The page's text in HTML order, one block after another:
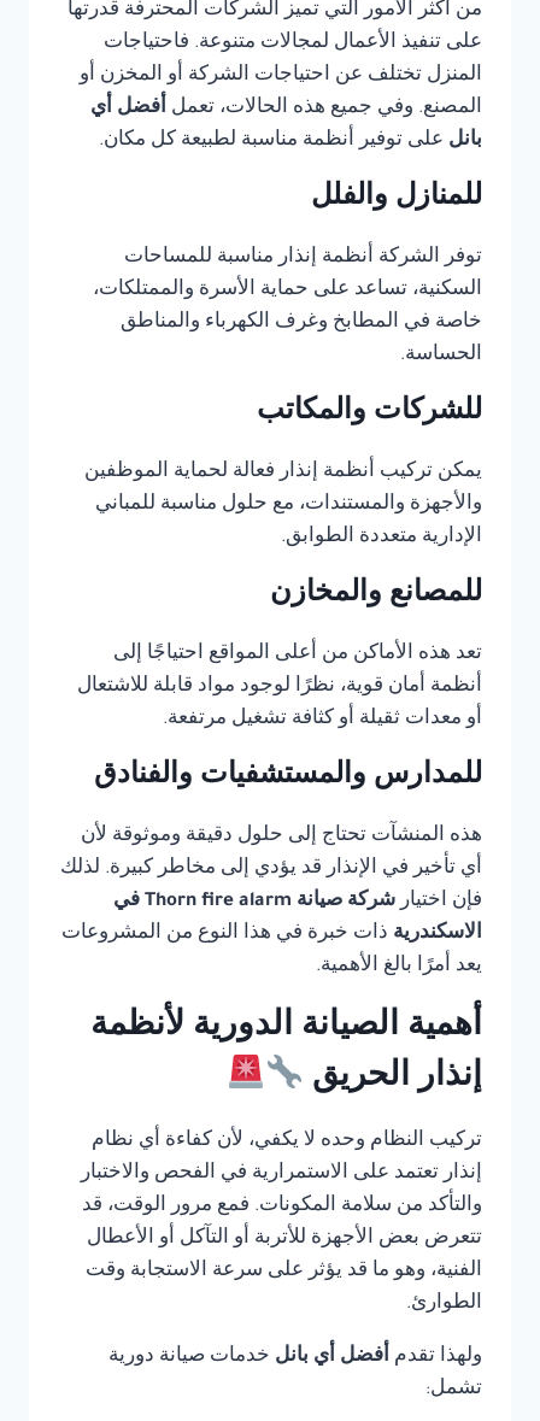
من أكثر الأمور التي تميز الشركات المحترفة قدرتها
على تنفيذ الأعمال لمجالات متنوعة. فاحتياجات
المنزل تختلف عن احتياجات الشركة أو المخزن أو
المصنع. وفي جميع هذه الحالات، تعمل أفضل أي
بانل على توفير أنظمة مناسبة لطبيعة كل مكان.
للمنازل والفلل
توفر الشركة أنظمة إنذار مناسبة للمساحات
السكنية، تساعد على حماية الأسرة والممتلكات،
خاصة في المطابخ وغرف الكهرباء والمناطق
الحساسة.
للشركات والمكاتب
يمكن تركيب أنظمة إنذار فعالة لحماية الموظفين
والأجهزة والمستندات، مع حلول مناسبة للمباني
الإدارية متعددة الطوابق.
للمصانع والمخازن
تعد هذه الأماكن من أعلى المواقع احتياجًا إلى
أنظمة أمان قوية، نظرًا لوجود مواد قابلة للاشتعال
أو معدات ثقيلة أو كثافة تشغيل مرتفعة.
للمدارس والمستشفيات والفنادق
هذه المنشآت تحتاج إلى حلول دقيقة وموثوقة لأن
أي تأخير في الإنذار قد يؤدي إلى مخاطر كبيرة. لذلك
فإن اختيار
شركة صيانة Thorn fire alarm في
الاسكندرية ذات خبرة في هذا النوع من المشروعات
يعد أمرًا بالغ الأهمية.
أهمية الصيانة الدورية لأنظمة
إنذار الحريق
تركيب النظام وحده لا يكفي، لأن كفاءة أي نظام
إنذار تعتمد على الاستمرارية في الفحص والاختبار
والتأكد من سلامة المكونات. فمع مرور الوقت، قد
تتعرض بعض الأجهزة للأتربة أو التآكل أو الأعطال
الفنية، وهو ما قد يؤثر على سرعة الاستجابة وقت
الطوارئ.
ولهذا تقدم أفضل أي بانل خدمات صيانة دورية
تشمل: